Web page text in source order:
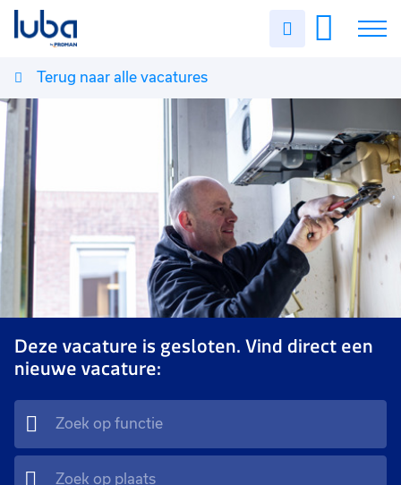
Uren
Vacatures
Over ons
Voor werkgevers
Contact
Terug naar alle vacatures
Deze vacature is gesloten. Vind direct een
nieuwe vacature: